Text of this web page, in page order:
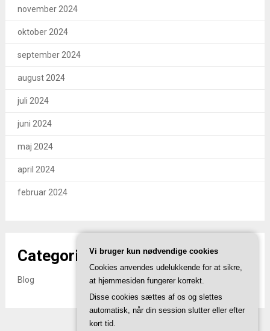
november 2024
oktober 2024
september 2024
august 2024
juli 2024
juni 2024
maj 2024
april 2024
februar 2024
Categories
Blog
Vi bruger kun nødvendige cookies
Cookies anvendes udelukkende for at sikre,
at hjemmesiden fungerer korrekt.
Disse cookies sættes af os og slettes
automatisk, når din session slutter eller efter
kort tid.